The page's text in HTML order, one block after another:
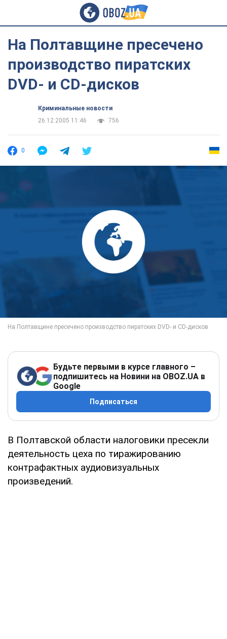
На Полтавщине пресечено
производство пиратских
DVD- и CD-дисков
Криминальные новости
26.12.2005 11:46
756
0
Будьте первыми в курсе главного –
подпишитесь на Новини на OBOZ.UA в
Google
Подписаться
В Полтавской области налоговики пресекли
деятельность цеха по тиражированию
контрафактных аудиовизуальных
произведений.